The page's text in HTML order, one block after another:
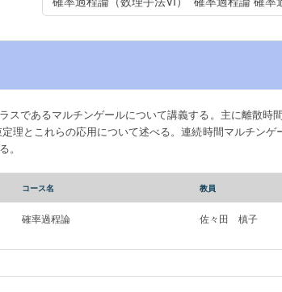
スであるマルチンゲールについて講義する。主に離散時
理とこれらの応用について述べる。連続時間マルチン
。
コース名 教員
確率過程論 佐々田 槙子